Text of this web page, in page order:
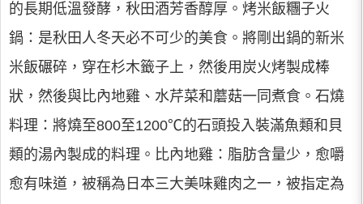
的長期低溫發酵，秋田酒芳香醇厚。烤米飯糰子火
鍋：是秋田人冬天必不可少的美食。將剛出鍋的新米
米飯碾碎，穿在杉木籤子上，然後用炭火烤製成棒
狀，然後與比內地雞、水芹菜和蘑菇一同煮食。石燒
料理：將燒至800至1200℃的石頭投入裝滿魚類和貝
類的湯內製成的料理。比內地雞：脂肪含量少，愈嚼
愈有味道，被稱為日本三大美味雞肉之一，被指定為